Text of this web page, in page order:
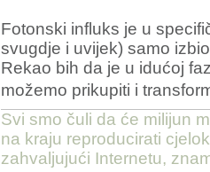
Fotonski influks je u
svugdje i uvijek) samo
Rekao bih da je u idućoj
možemo prikupiti i
Svi smo čuli da će milijun
na kraju reproducirati
zahvaljujući Internetu,